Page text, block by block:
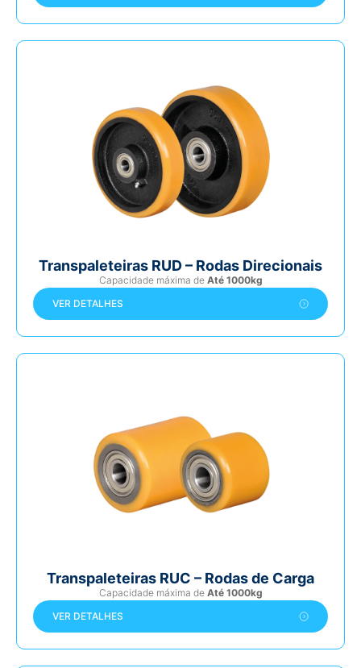
Transpaleteiras RUD – Rodas Direcionais
Capacidade máxima de Até 1000kg
VER DETALHES
Transpaleteiras RUC – Rodas de Carga
Capacidade máxima de Até 1000kg
VER DETALHES